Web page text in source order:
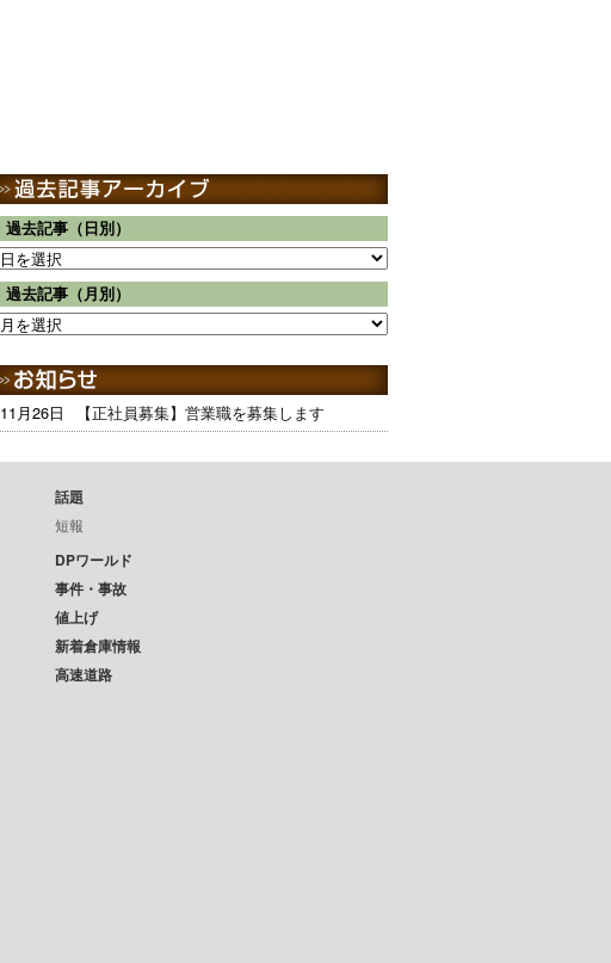
過去記事（日別）
過去記事（月別）
11月26日 【正社員募集】営業職を募集します
話題
短報
DPワールド
事件・事故
値上げ
新着倉庫情報
高速道路